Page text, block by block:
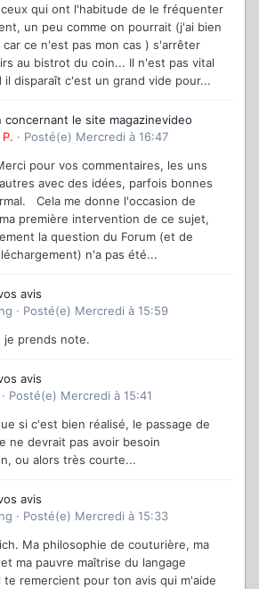
qui ont l'habitude de le fréquenter
un peu comme on pourrait (j'ai bien
ce n'est pas mon cas ) s'arrêter
au bistrot du coin... Il n'est pas vital
il disparaît c'est un grand vide pour...
concernant le site magazinevideo
· Posté(e) Mercredi à 16:47
pour vos commentaires, les uns
avec des idées, parfois bonnes
Cela me donne l'occasion de
première intervention de ce sujet,
la question du Forum (et de
n'a pas été...
avis
· Posté(e) Mercredi à 15:59
je prends note.
avis
· Posté(e) Mercredi à 15:41
si c'est bien réalisé, le passage de
ne devrait pas avoir besoin
ou alors très courte...
avis
· Posté(e) Mercredi à 15:33
Ma philosophie de couturière, ma
ma pauvre maîtrise du langage
te remercient pour ton avis qui m'aide